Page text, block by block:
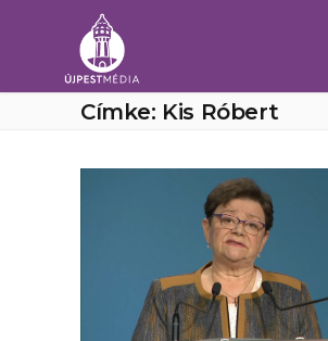
Címke: Kis Róbert